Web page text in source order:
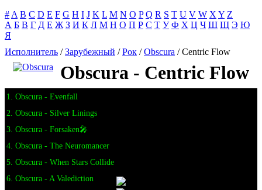
# A B C D E F G H I J K L M N O P Q R S T U V W X Y Z
А Б В Г Д Е Ж З И К Л М Н О П Р С Т У Ф Х Ц Ч Ш Щ Э Ю
Я
Исполнитель /Зарубежный /Рок /Obscura / Centric Flow
Obscura - Centric Flow
1. Obscura - Evenfall
2. Obscura - Silver Linings
3. Obscura - Forsaken🎤
4. Obscura - The Neuromancer
5. Obscura - When Stars Collide
6. Obscura - A Valediction